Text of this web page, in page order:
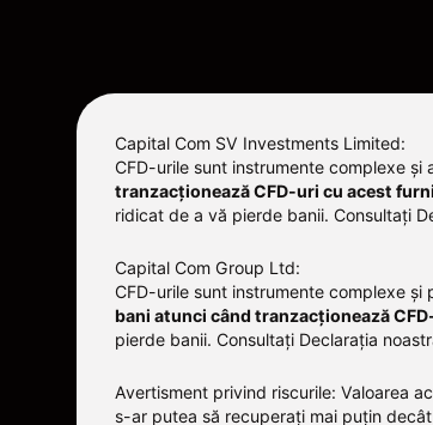
Capital Com SV Investments Limited:
CFD-urile sunt instrumente complexe
tranzacționează CFD-uri cu acest
ridicat de a vă pierde banii. Consultați
Capital Com Group Ltd:
CFD-urile sunt instrumente complexe
bani atunci când tranzacționează
pierde banii. Consultați Declarația
Avertisment privind riscurile: Valoarea
s-ar putea să recuperați mai puțin